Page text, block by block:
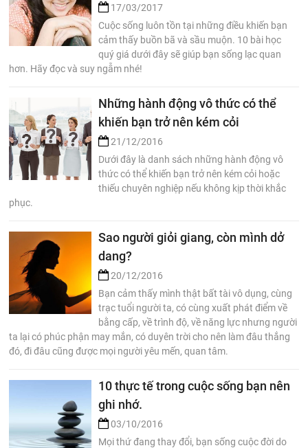
17/03/2017
Cuộc sống luôn tồn tại những điều khiến bạn
cảm thấy buồn bã và sầu muộn. 10 bài học
quý giá dưới đây sẽ giúp bạn sống lạc quan
hơn. Hãy đọc và suy ngẫm nhé!
Những hành động vô thức có thể
khiến bạn trở nên kém cỏi
21/12/2016
Dưới đây là danh sách những hành động vô
thức có thể khiến bạn trở nên kém cỏi hoặc
thiếu chuyên nghiệp nếu không kịp thời khắc
phục.
Sao người giỏi giang, còn mình dở
dang?
20/12/2016
Bạn cảm thấy mình thật bất tài vô dụng, cùng
trạc tuổi người ta, có cùng xuất phát điểm về
bằng cấp, về trình độ, về năng lực nhưng người
ta lại có phúc phận may mắn, có duyên trời cho nên làm đâu thắng
đó, đi đâu cũng được mọi người yêu mến, quan tâm.
10 thực tế trong cuộc sống bạn nên
ghi nhớ.
03/10/2016
Mọi thứ đang thay đổi, bạn sống cuộc đời do